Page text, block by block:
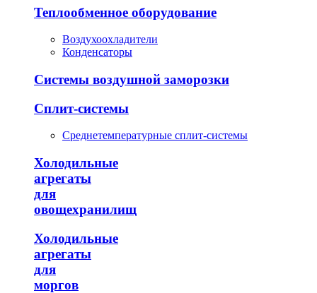
Теплообменное оборудование
Воздухоохладители
Конденсаторы
Системы воздушной заморозки
Сплит-системы
Среднетемпературные сплит-системы
Холодильные
агрегаты
для
овощехранилищ
Холодильные
агрегаты
для
моргов